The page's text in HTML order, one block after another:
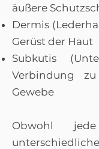
äußere
Dermis
Gerüst der Haut
Subkutis
Verbindung
Gewebe
Obwohl